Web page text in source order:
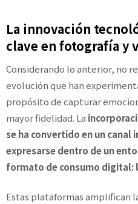
La innovación
clave en fotografía y
Considerando lo anterior, no
evolución que han
propósito de capturar
mayor fidelidad. La
se ha convertido en un canal
expresarse dentro de un
formato de consumo digital:
Estas plataformas amplifican